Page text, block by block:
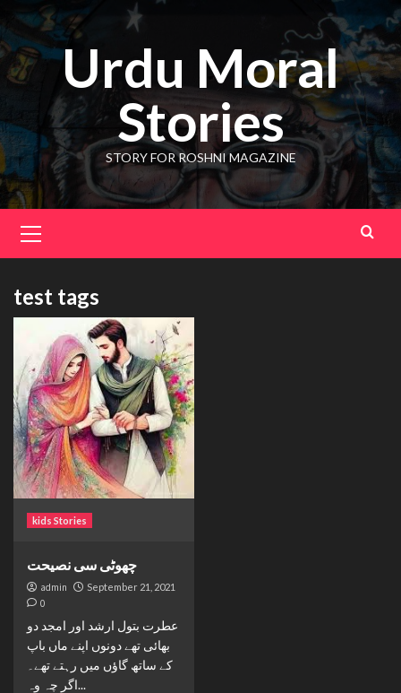
to
content
Urdu Moral
Stories
STORY FOR ROSHNI MAGAZINE
Menu
test tags
kids Stories
چھوٹی سی نصیحت
admin September 21, 2021
0
عطرت بتول ارشد اور امجد دو
بھائی تھے دونوں اپنے ماں باپ
کے ساتھ گاؤں میں رہتے تھے۔
اگر چہ وہ...